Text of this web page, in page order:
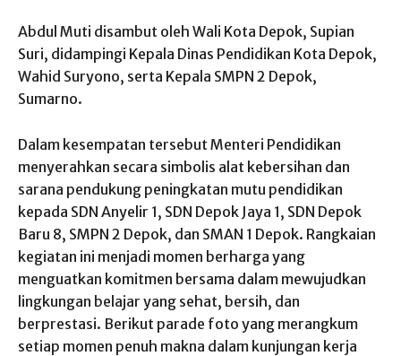
Abdul Muti disambut oleh Wali Kota Depok, Supian
Suri, didampingi Kepala Dinas Pendidikan Kota Depok,
Wahid Suryono, serta Kepala SMPN 2 Depok,
Sumarno.
Dalam kesempatan tersebut Menteri Pendidikan
menyerahkan secara simbolis alat kebersihan dan
sarana pendukung peningkatan mutu pendidikan
kepada SDN Anyelir 1, SDN Depok Jaya 1, SDN Depok
Baru 8, SMPN 2 Depok, dan SMAN 1 Depok. Rangkaian
kegiatan ini menjadi momen berharga yang
menguatkan komitmen bersama dalam mewujudkan
lingkungan belajar yang sehat, bersih, dan
berprestasi. Berikut parade foto yang merangkum
setiap momen penuh makna dalam kunjungan kerja